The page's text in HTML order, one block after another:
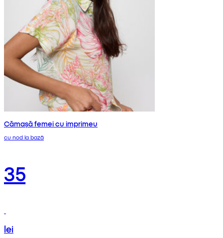
Cămașă femei cu imprimeu
cu nod la bază
35
lei